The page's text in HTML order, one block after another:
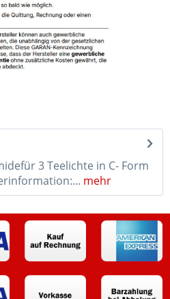
3 Teelichte in C- Form
mehr